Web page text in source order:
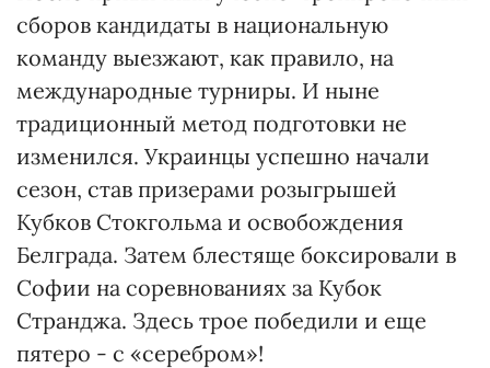
сборов кандидаты в национальную
команду выезжают, как правило, на
международные турниры. И ныне
традиционный метод подготовки не
изменился. Украинцы успешно начали
сезон, став призерами розыгрышей
Кубков Стокгольма и освобождения
Белграда. Затем блестяще боксировали в
Софии на соревнованиях за Кубок
Странджа. Здесь трое победили и еще
пятеро - с «серебром»!